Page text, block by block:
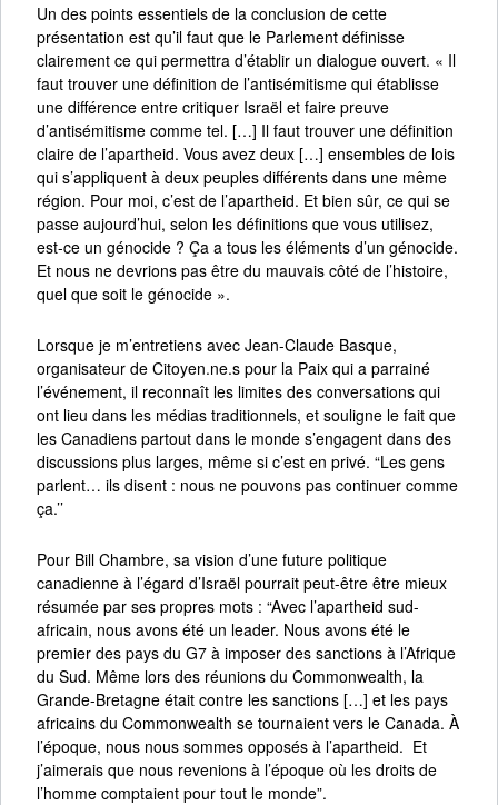
Un des points essentiels de la conclusion de cette
présentation est qu’il faut que le Parlement définisse
clairement ce qui permettra d’établir un dialogue ouvert. « Il
faut trouver une définition de l’antisémitisme qui établisse
une différence entre critiquer Israël et faire preuve
d’antisémitisme comme tel. […] Il faut trouver une définition
claire de l’apartheid. Vous avez deux […] ensembles de lois
qui s’appliquent à deux peuples différents dans une même
région. Pour moi, c’est de l’apartheid. Et bien sûr, ce qui se
passe aujourd’hui, selon les définitions que vous utilisez,
est-ce un génocide ? Ça a tous les éléments d’un génocide.
Et nous ne devrions pas être du mauvais côté de l’histoire,
quel que soit le génocide ».
Lorsque je m’entretiens avec Jean-Claude Basque,
organisateur de Citoyen.ne.s pour la Paix qui a parrainé
l’événement, il reconnaît les limites des conversations qui
ont lieu dans les médias traditionnels, et souligne le fait que
les Canadiens partout dans le monde s’engagent dans des
discussions plus larges, même si c’est en privé. “Les gens
parlent… ils disent : nous ne pouvons pas continuer comme
ça.’’
Pour Bill Chambre, sa vision d’une future politique
canadienne à l’égard d’Israël pourrait peut-être être mieux
résumée par ses propres mots : “Avec l’apartheid sud-
africain, nous avons été un leader. Nous avons été le
premier des pays du G7 à imposer des sanctions à l’Afrique
du Sud. Même lors des réunions du Commonwealth, la
Grande-Bretagne était contre les sanctions […] et les pays
africains du Commonwealth se tournaient vers le Canada. À
l’époque, nous nous sommes opposés à l’apartheid. Et
j’aimerais que nous revenions à l’époque où les droits de
l’homme comptaient pour tout le monde”.